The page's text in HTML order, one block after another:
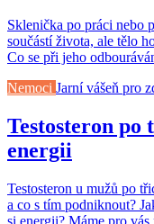
Sklenička po práci nebo
součástí života, ale tělo
Co se při jeho
Nemoci Jarní vášeň pro
Testosteron
energii
Testosteron u mužů po
a co s tím podniknout?
si energii? Máme pro